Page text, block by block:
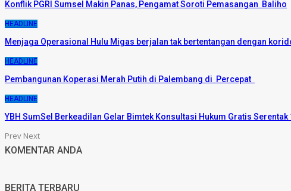
Konflik PGRI Sumsel Makin Panas, Pengamat Soroti Pemasangan Baliho
HEADLINE
Menjaga Operasional Hulu Migas berjalan tak bertentangan dengan
HEADLINE
Pembangunan Koperasi Merah Putih di Palembang di Percepat
HEADLINE
YBH SumSel Berkeadilan Gelar Bimtek Konsultasi Hukum Gratis Serentak
Prev Next
KOMENTAR ANDA
BERITA TERBARU